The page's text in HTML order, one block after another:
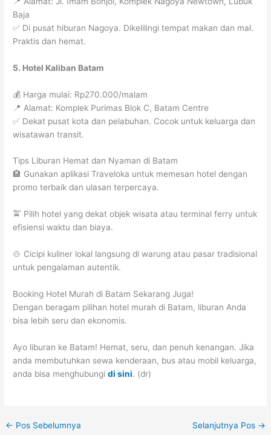
Baja
✅ Di pusat hiburan Nagoya. Dikelilingi tempat makan dan mal.
Praktis dan hemat.
5. Hotel Kaliban Batam
💰 Harga mulai: Rp270.000/malam
📍 Alamat: Komplek Purimas Blok C, Batam Centre
✅ Dekat pusat kota dan pelabuhan. Cocok untuk keluarga dan
wisatawan transit.
Tips Liburan Hemat dan Nyaman di Batam
🏨 Gunakan aplikasi Traveloka untuk memesan hotel dengan
promo terbaik dan ulasan terpercaya.
🚖 Pilih hotel yang dekat objek wisata atau terminal ferry untuk
efisiensi waktu dan biaya.
🍲 Cicipi kuliner lokal langsung di warung atau pasar tradisional
untuk pengalaman autentik.
Booking Hotel Murah di Batam Sekarang Juga!
Dengan beragam pilihan hotel murah di Batam, liburan Anda
bisa lebih seru dan ekonomis.
Ayo liburan ke Batam! Hemat, seru, dan penuh kenangan. Jika
anda membutuhkan sewa kenderaan, bus atau mobil keluarga,
anda bisa menghubungidi sini. (dr)
← Pos Sebelumnya Selanjutnya Pos →